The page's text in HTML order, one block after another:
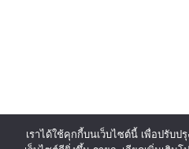
เราได้ใช้คุกกี้บนเว็บไซต์นี้ เพื่อปรับ